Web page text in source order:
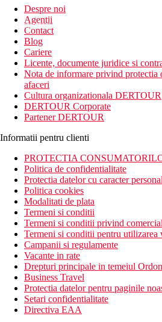
newsletter!
Despre noi
Agentii
Contact
Blog
Cariere
Licente, documente juridice si
Nota de informare privind protectia
afaceri
Cultura organizationala DERTOUR
DERTOUR Corporate
Partener DERTOUR
Informatii pentru clienti
PROTECTIA
Politica de confidentialitate
Protectia datelor cu caracter personal
Politica cookies
Modalitati de plata
Termeni si conditii
Termeni si conditii privind
Termeni si conditii pentru utilizarea
Campanii si regulamente
Vacante in rate
Drepturi principale in temeiul
Business Travel
Protectia datelor pentru paginile
Setari confidentialitate
Directiva EAA